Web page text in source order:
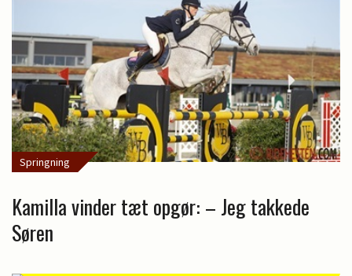
Springning
Kamilla vinder tæt opgør: – Jeg takkede
Søren